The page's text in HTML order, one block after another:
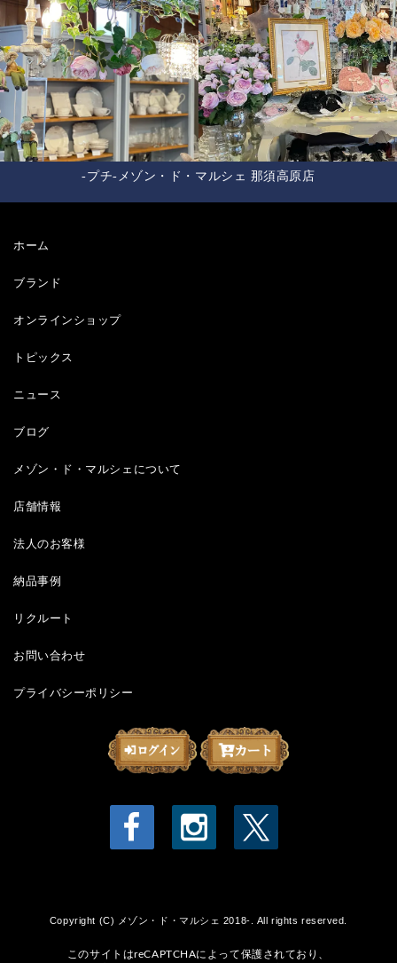
-プチ-メゾン・ド・マルシェ 那須高原店
ホーム
ブランド
オンラインショップ
トピックス
ニュース
ブログ
メゾン・ド・マルシェについて
店舗情報
法人のお客様
納品事例
リクルート
お問い合わせ
プライバシーポリシー
Copyright (C) メゾン・ド・マルシェ 2018-. All rights reserved.
このサイトはreCAPTCHAによって保護されており、